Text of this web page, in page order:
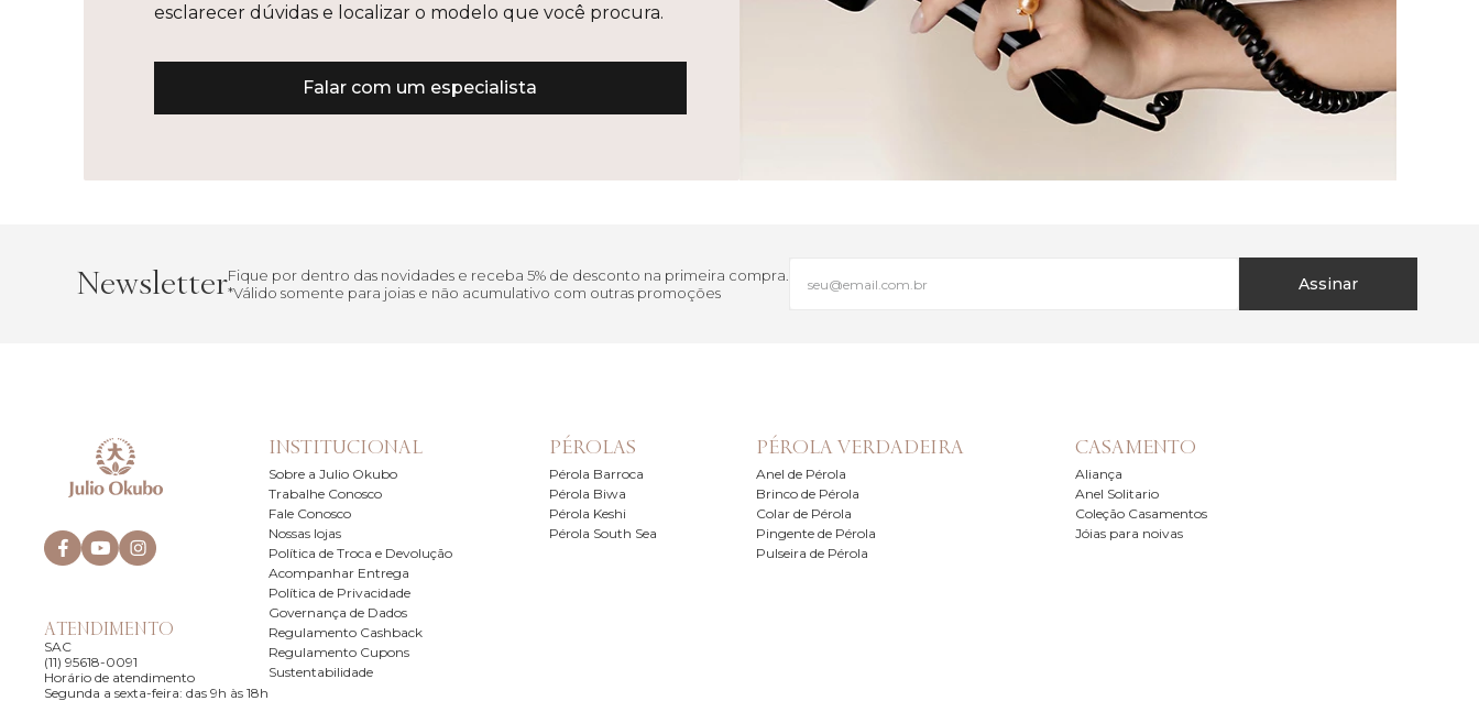
esclarecer dúvidas e localizar o modelo que você procura.
Falar com um especialista
NewsletterFique por dentro das novidades e receba 5% de desconto na primeira compra.
*Válido somente para joias e não acumulativo com outras promoções
Assinar
ATENDIMENTO
SAC
(11) 95618-0091
Horário de atendimento
Segunda a sexta-feira: das 9h às 18h
INSTITUCIONAL
Sobre a Julio Okubo
Trabalhe Conosco
Fale Conosco
Nossas lojas
Política de Troca e Devolução
Acompanhar Entrega
Política de Privacidade
Governança de Dados
Regulamento Cashback
Regulamento Cupons
Sustentabilidade
PÉROLAS
Pérola Barroca
Pérola Biwa
Pérola Keshi
Pérola South Sea
PÉROLA VERDADEIRA
Anel de Pérola
Brinco de Pérola
Colar de Pérola
Pingente de Pérola
Pulseira de Pérola
CASAMENTO
Aliança
Anel Solitario
Coleção Casamentos
Jóias para noivas